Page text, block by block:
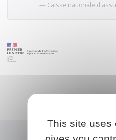
Caisse nationale
This site uses